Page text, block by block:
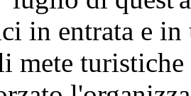
in entrata e
mete